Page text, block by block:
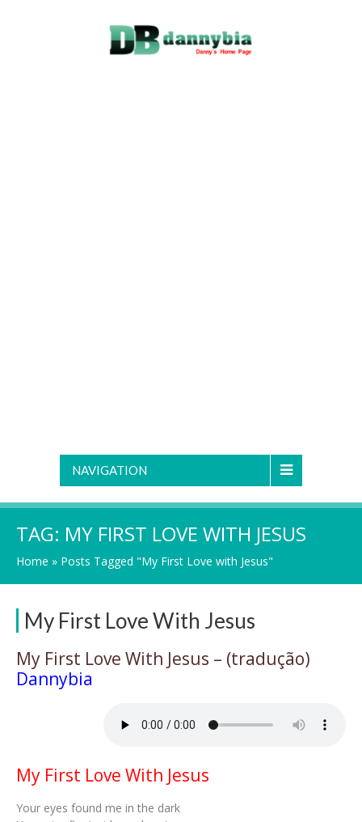
NAVIGATION
TAG: MY FIRST LOVE WITH JESUS
Home » Posts Tagged "My First Love with Jesus"
My First Love With Jesus
My First Love With Jesus – (tradução)
Dannybia
My First Love With Jesus
Your eyes found me in the dark